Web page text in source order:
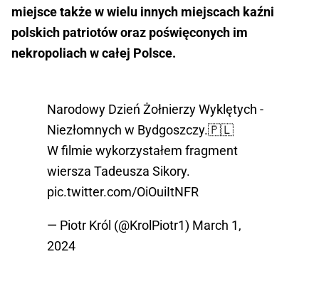
miejsce także w wielu innych miejscach kaźni
polskich patriotów oraz poświęconych im
nekropoliach w całej Polsce.
Narodowy Dzień Żołnierzy Wyklętych -
Niezłomnych w Bydgoszczy.🇵🇱
W filmie wykorzystałem fragment
wiersza Tadeusza Sikory.
pic.twitter.com/OiOuiItNFR
— Piotr Król (@KrolPiotr1) March 1,
2024